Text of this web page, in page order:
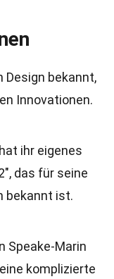
Design bekannt,
Innovationen.
ihr eigenes
das für seine
bekannt ist.
Speake-Marin
komplizierte